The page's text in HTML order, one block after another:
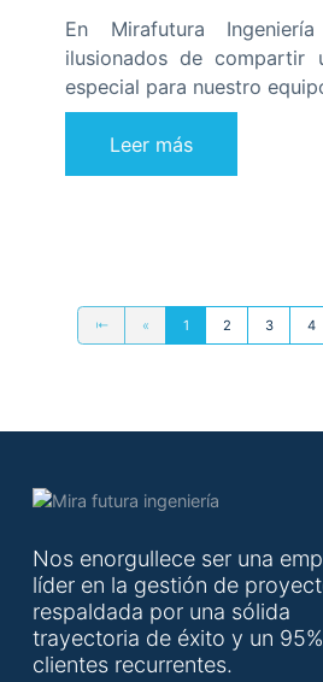
En Mirafutura
ilusionados de compartir
especial para nuestro
Leer más
⇤ « 1 2 3 4
Nos enorgullece ser una
líder en la gestión de
respaldada por una sólida
trayectoria de éxito y un
clientes recurrentes.